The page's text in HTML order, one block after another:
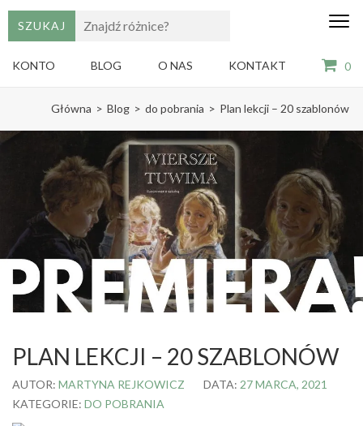
KONTO BLOG O NAS KONTAKT 0
content
Gry,
i
książki
dla
Główna > Blog > do pobrania > Plan lekcji – 20 szablonów
PLAN LEKCJI – 20 SZABLONÓW
AUTOR: MARTYNA REJKOWICZ DATA: 27 MARCA, 2021
KATEGORIE: DO POBRANIA